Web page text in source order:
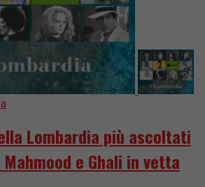
Lombardia più ascoltati
e Ghali in vetta